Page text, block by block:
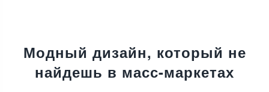
Модный дизайн, который не
найдешь в масс-маркетах